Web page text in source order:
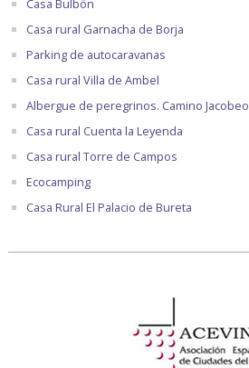
Casa rural Garnacha de Borja
Parking de autocaravanas
Casa rural Villa de Ambel
Albergue de peregrinos. Camino Jacobeo
Casa rural Cuenta la Leyenda
Casa rural Torre de Campos
Ecocamping
Casa Rural El Palacio de Bureta